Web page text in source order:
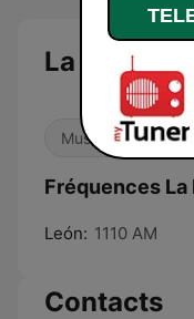
La
Musique mexicaine
Fréquences La
León: 1110 AM
Contacts